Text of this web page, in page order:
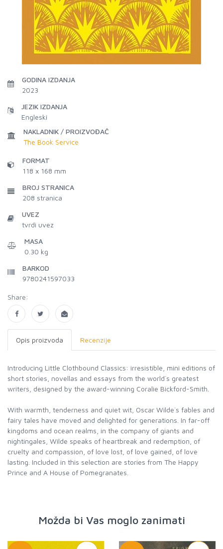
GODINA IZDANJA
2023
JEZIK IZDANJA
Engleski
NAKLADNIK / PROIZVOĐAČ
The Book Service
FORMAT
118 x 168 mm
BROJ STRANICA
208 stranica
UVEZ
tvrdi uvez
MASA
0.30 kg
BARKOD
9780241597033
Share:
Opis proizvoda Recenzije
Introducing Little Clothbound Classics: irresistible, mini editions of
short stories, novellas and essays from the world`s greatest
writers, designed by the award-winning Coralie Bickford-Smith.
With warmth, tenderness and quiet wit, Oscar Wilde`s fables and
fairy tales have moved and delighted for generations. In far-off
kingdoms and ocean realms, in the company of giants and
nightingales, Wilde speaks of heartbreak and redemption, of
cruelty and compassion, of love lost, of love gained, of love
lasting. Included in this selection are stories from The Happy
Prince and A House of Pomegranates.
Možda bi Vas moglo zanimati